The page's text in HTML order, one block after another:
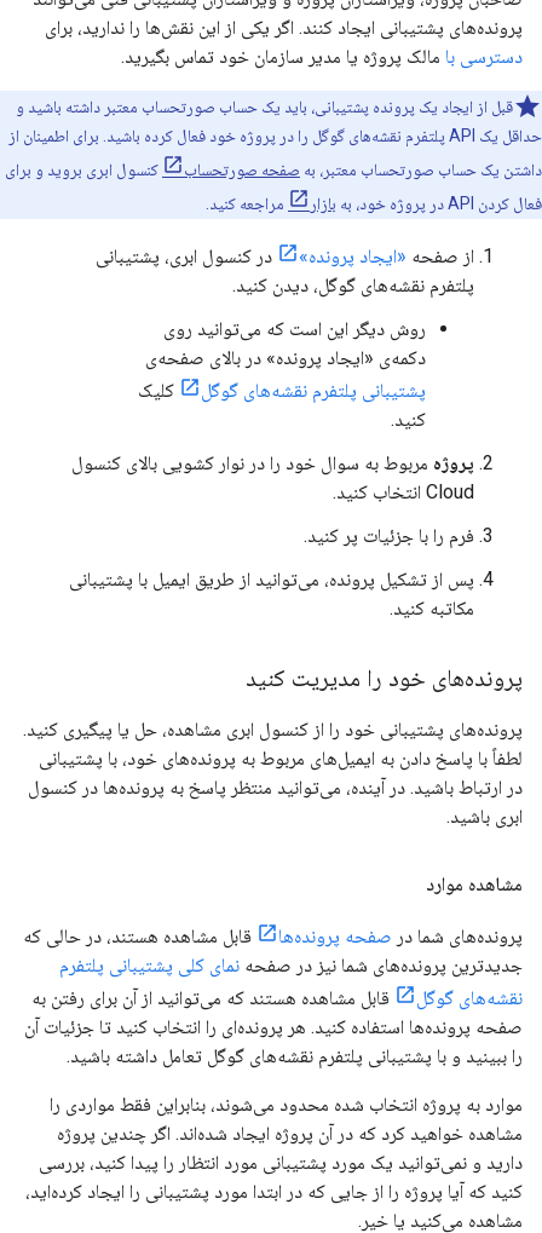
پرونده‌های پشتیبانی ایجاد کنند. اگر یکی از این نقش‌ها را ندارید، برای
دسترسی با مالک پروژه یا مدیر سازمان خود تماس بگیرید.
قبل از ایجاد یک پرونده پشتیبانی، باید یک حساب صورتحساب معتبر داشته باشید و
حداقل یک API پلتفرم نقشه‌های گوگل را در پروژه خود فعال کرده باشید. برای اطمینان از
داشتن یک حساب صورتحساب معتبر، به صفحه صورتحساب
کنسول ابری بروید و برای
فعال کردن API در پروژه خود، به
بازار مراجعه کنید.
از صفحه «ایجاد پرونده»
در کنسول ابری، پشتیبانی
پلتفرم نقشه‌های گوگل، دیدن کنید.
روش دیگر این است که می‌توانید روی
دکمه‌ی «ایجاد پرونده» در بالای صفحه‌ی
پشتیبانی پلتفرم نقشه‌های گوگل
کلیک
کنید.
پروژه مربوط به سوال خود را در نوار کشویی بالای کنسول
Cloud انتخاب کنید.
فرم را با جزئیات پر کنید.
پس از تشکیل پرونده، می‌توانید از طریق ایمیل با پشتیبانی
مکاتبه کنید.
پرونده‌های خود را مدیریت کنید
پرونده‌های پشتیبانی خود را از کنسول ابری مشاهده، حل یا پیگیری کنید.
لطفاً با پاسخ دادن به ایمیل‌های مربوط به پرونده‌های خود، با پشتیبانی
در ارتباط باشید. در آینده، می‌توانید منتظر پاسخ به پرونده‌ها در کنسول
ابری باشید.
مشاهده موارد
پرونده‌های شما در صفحه پرونده‌ها
قابل مشاهده هستند، در حالی که
جدیدترین پرونده‌های شما نیز در صفحه نمای کلی پشتیبانی پلتفرم
نقشه‌های گوگل
قابل مشاهده هستند که می‌توانید از آن برای رفتن به
صفحه پرونده‌ها استفاده کنید. هر پرونده‌ای را انتخاب کنید تا جزئیات آن
را ببینید و با پشتیبانی پلتفرم نقشه‌های گوگل تعامل داشته باشید.
موارد به پروژه انتخاب شده محدود می‌شوند، بنابراین فقط مواردی را
مشاهده خواهید کرد که در آن پروژه ایجاد شده‌اند. اگر چندین پروژه
دارید و نمی‌توانید یک مورد پشتیبانی مورد انتظار را پیدا کنید، بررسی
کنید که آیا پروژه را از جایی که در ابتدا مورد پشتیبانی را ایجاد کرده‌اید،
مشاهده می‌کنید یا خیر.